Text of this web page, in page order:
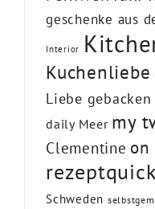
geschenke aus
Interior
Kuchenliebe
Liebe gebacken
daily Meer my
Clementine on
Schweden